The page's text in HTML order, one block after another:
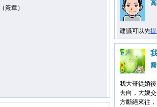
）
建議可以先
我大哥從婚
去向，大嫂
方斷絕來往